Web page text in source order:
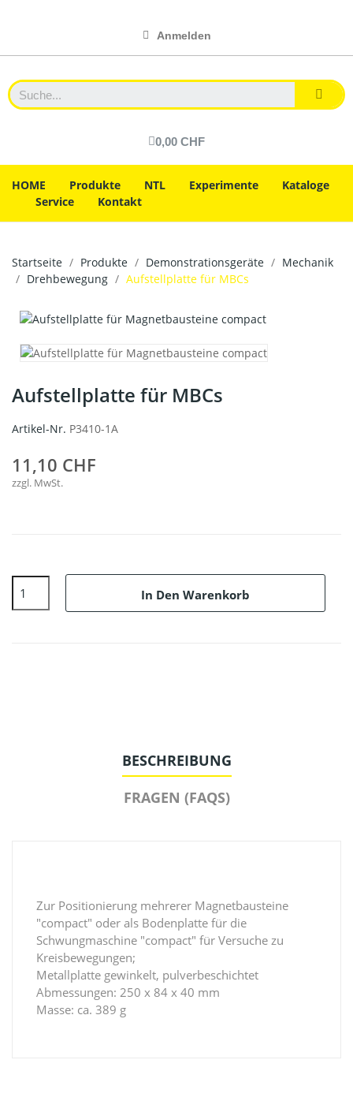
Anmelden
0,00 CHF
HOME Produkte NTL Experimente
Kataloge
Service
Kontakt
Startseite Produkte Demonstrationsgeräte
Mechanik
Drehbewegung
Aufstellplatte für MBCs
Aufstellplatte für MBCs
Artikel-Nr. P3410-1A
11,10 CHF
zzgl. MwSt.
In Den Warenkorb
BESCHREIBUNG
FRAGEN (FAQS)
Zur Positionierung mehrerer Magnetbausteine
"compact" oder als Bodenplatte für die
Schwungmaschine "compact" für Versuche zu
Kreisbewegungen;
Metallplatte gewinkelt, pulverbeschichtet
Abmessungen: 250 x 84 x 40 mm
Masse: ca. 389 g